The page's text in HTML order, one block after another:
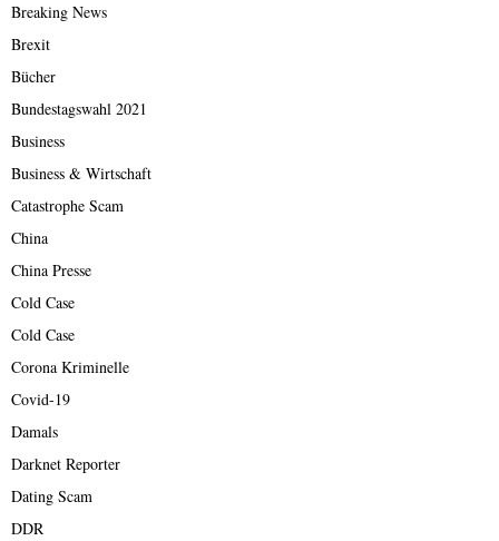
Breaking News
Brexit
Bücher
Bundestagswahl 2021
Business
Business & Wirtschaft
Catastrophe Scam
China
China Presse
Cold Case
Cold Case
Corona Kriminelle
Covid-19
Damals
Darknet Reporter
Dating Scam
DDR